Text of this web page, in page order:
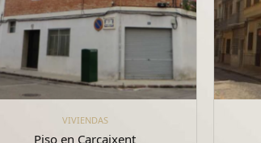
VIVIENDAS
Piso en Carcaixent